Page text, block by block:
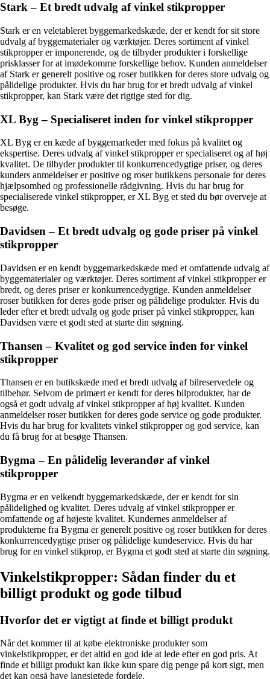
Stark – Et bredt udvalg af vinkel stikpropper
Stark er en veletableret byggemarkedskæde, der er kendt for sit store
udvalg af byggematerialer og værktøjer. Deres sortiment af vinkel
stikpropper er imponerende, og de tilbyder produkter i forskellige
prisklasser for at imødekomme forskellige behov. Kunden anmeldelser
af Stark er generelt positive og roser butikken for deres store udvalg og
pålidelige produkter. Hvis du har brug for et bredt udvalg af vinkel
stikpropper, kan Stark være det rigtige sted for dig.
XL Byg – Specialiseret inden for vinkel stikpropper
XL Byg er en kæde af byggemarkeder med fokus på kvalitet og
ekspertise. Deres udvalg af vinkel stikpropper er specialiseret og af høj
kvalitet. De tilbyder produkter til konkurrencedygtige priser, og deres
kunders anmeldelser er positive og roser butikkens personale for deres
hjælpsomhed og professionelle rådgivning. Hvis du har brug for
specialiserede vinkel stikpropper, er XL Byg et sted du bør overveje at
besøge.
Davidsen – Et bredt udvalg og gode priser på vinkel
stikpropper
Davidsen er en kendt byggemarkedskæde med et omfattende udvalg af
byggematerialer og værktøjer. Deres sortiment af vinkel stikpropper er
bredt, og deres priser er konkurrencedygtige. Kunden anmeldelser
roser butikken for deres gode priser og pålidelige produkter. Hvis du
leder efter et bredt udvalg og gode priser på vinkel stikpropper, kan
Davidsen være et godt sted at starte din søgning.
Thansen – Kvalitet og god service inden for vinkel
stikpropper
Thansen er en butikskæde med et bredt udvalg af bilreservedele og
tilbehør. Selvom de primært er kendt for deres bilprodukter, har de
også et godt udvalg af vinkel stikpropper af høj kvalitet. Kunden
anmeldelser roser butikken for deres gode service og gode produkter.
Hvis du har brug for kvalitets vinkel stikpropper og god service, kan
du få brug for at besøge Thansen.
Bygma – En pålidelig leverandør af vinkel
stikpropper
Bygma er en velkendt byggemarkedskæde, der er kendt for sin
pålidelighed og kvalitet. Deres udvalg af vinkel stikpropper er
omfattende og af højeste kvalitet. Kundernes anmeldelser af
produkterne fra Bygma er generelt positive og roser butikken for deres
konkurrencedygtige priser og pålidelige kundeservice. Hvis du har
brug for en vinkel stikprop, er Bygma et godt sted at starte din søgning.
Vinkelstikpropper: Sådan finder du et
billigt produkt og gode tilbud
Hvorfor det er vigtigt at finde et billigt produkt
Når det kommer til at købe elektroniske produkter som
vinkelstikpropper, er det altid en god ide at lede efter en god pris. At
finde et billigt produkt kan ikke kun spare dig penge på kort sigt, men
det kan også have langsigtede fordele.